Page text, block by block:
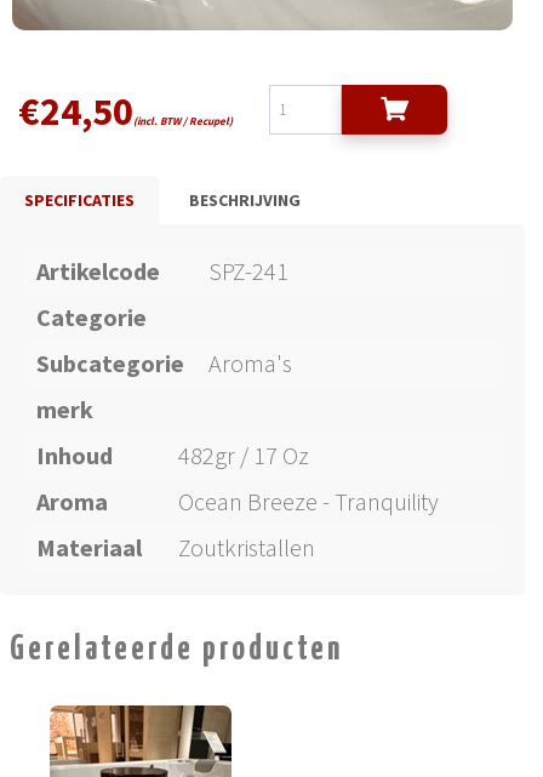
€24,50(incl. BTW / Recupel)
SPECIFICATIES BESCHRIJVING
Artikelcode
SPZ-241
Categorie
Subcategorie
Aroma's
merk
Inhoud
482gr / 17 Oz
Aroma
Ocean Breeze - Tranquility
Materiaal
Zoutkristallen
Gerelateerde producten